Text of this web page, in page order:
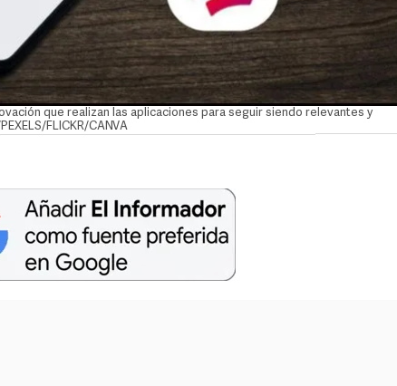
que realizan las aplicaciones para seguir siendo relevantes y
FLICKR/CANVA